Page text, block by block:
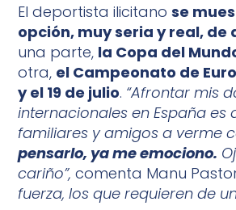
El deportista ilicitano se
opción, muy seria y real,
una parte, la Copa del
otra, el Campeonato de
y el 19 de julio. “Afrontar mis
internacionales en España
familiares y amigos a verme
pensarlo, ya me emociono.
cariño”, comenta Manu
fuerza, los que requieren de